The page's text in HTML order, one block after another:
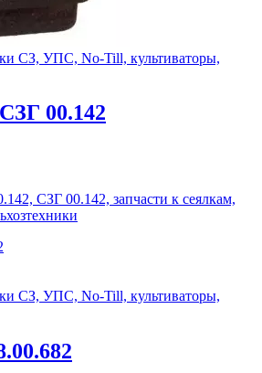
СЗ, УПС, No-Till, культиваторы,
00.142
СЗГ 00.142, запчасти к сеялкам,
СЗ, УПС, No-Till, культиваторы,